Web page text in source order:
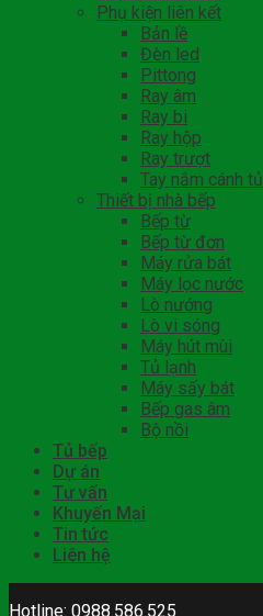
Phụ kiện liên kết
Bản lề
Đèn led
Pittong
Ray âm
Ray bi
Ray hộp
Ray trượt
Tay nắm cánh tủ
Thiết bị nhà bếp
Bếp từ
Bếp từ đơn
Máy rửa bát
Máy lọc nước
Lò nướng
Lò vi sóng
Máy hút mùi
Tủ lạnh
Máy sấy bát
Bếp gas âm
Bộ nồi
Tủ bếp
Dự án
Tư vấn
Khuyến Mại
Tin tức
Liên hệ
Hotline: 0988.586.525